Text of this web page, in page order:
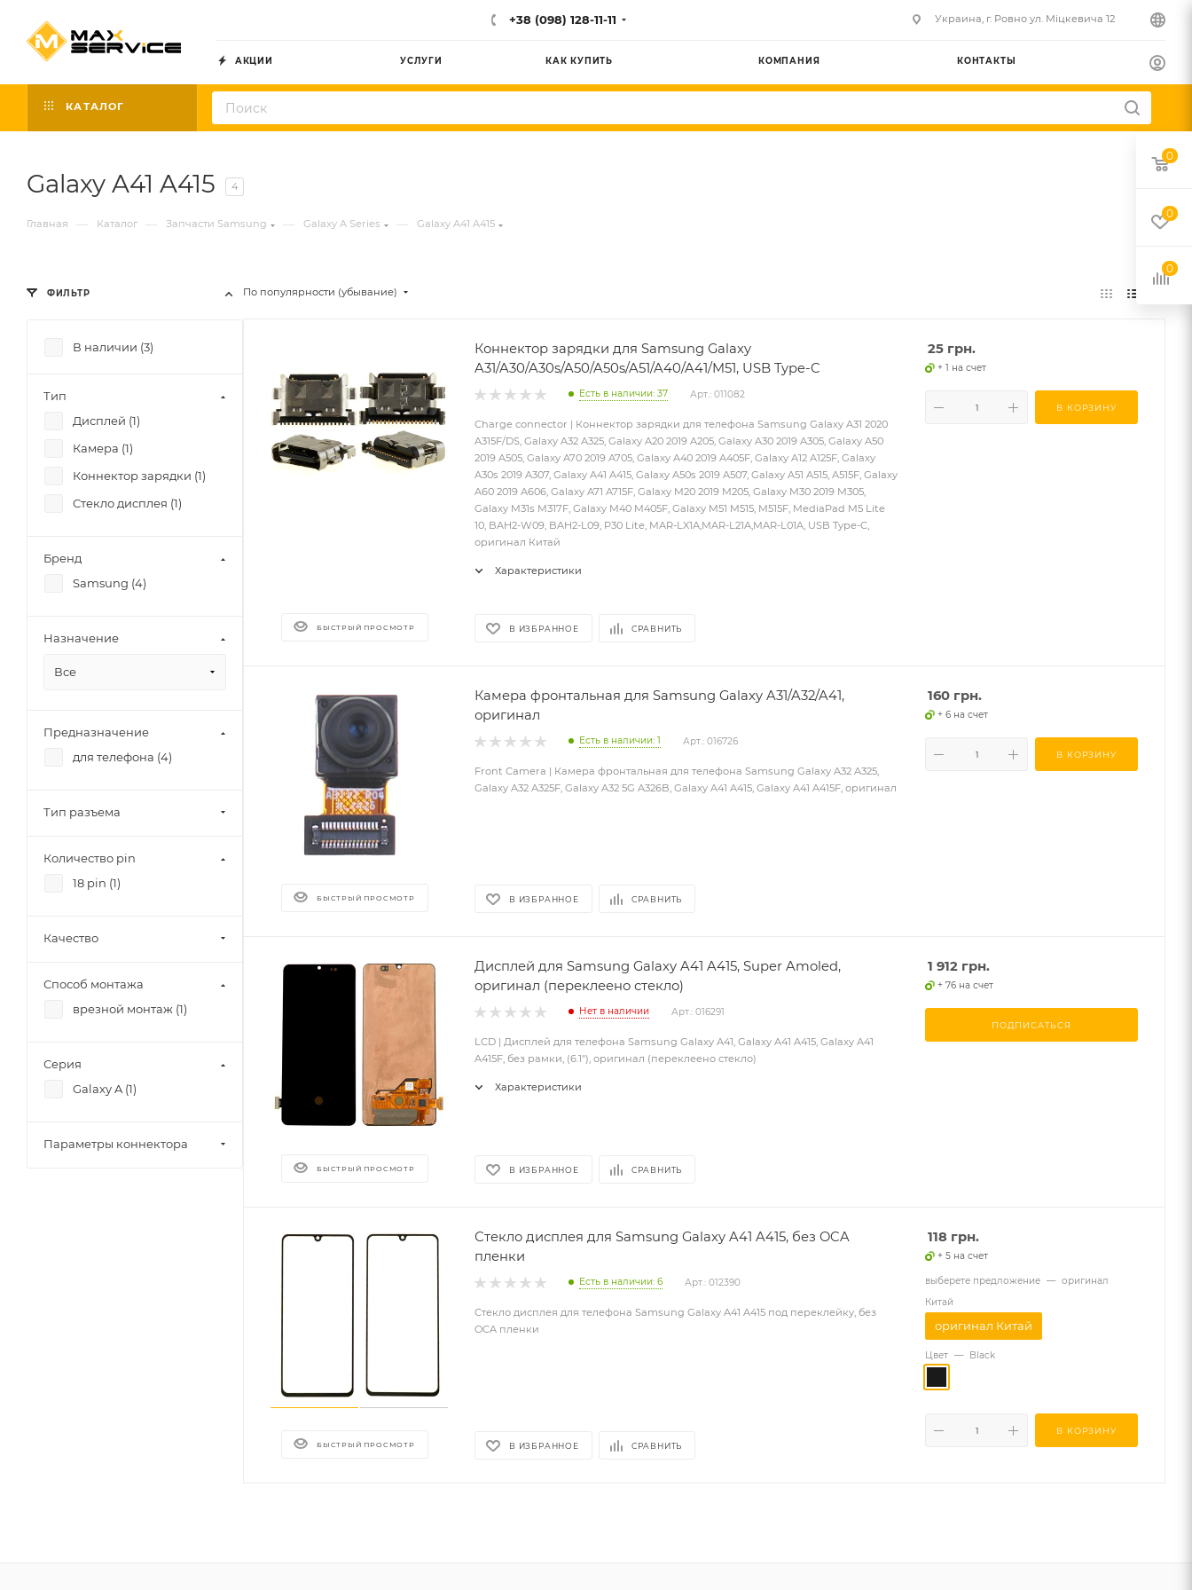
+38 (098) 128-11-11 Украина, г. Ровно ул. Міцкевича 12
АКЦИИ УСЛУГИ КАК КУПИТЬ КОМПАНИЯ КОНТАКТЫ
КАТАЛОГ
Galaxy A41 A415 4
Главная — Каталог — Запчасти Samsung — Galaxy A Series — Galaxy A41 A415
По популярности (убывание)
БЫСТРЫЙ ПРОСМОТР
Коннектор зарядки для Samsung Galaxy
A31/A30/A30s/A50/A50s/A51/A40/A41/M51, USB Type-C
Есть в наличии: 37 Арт.: 011082
Charge connector | Коннектор зарядки для телефона Samsung Galaxy A31 2020
A315F/DS, Galaxy A32 A325, Galaxy A20 2019 A205, Galaxy A30 2019 A305, Galaxy A50
2019 A505, Galaxy A70 2019 A705, Galaxy A40 2019 A405F, Galaxy A12 A125F, Galaxy
A30s 2019 A307, Galaxy A41 A415, Galaxy A50s 2019 A507, Galaxy A51 A515, A515F, Galaxy
A60 2019 A606, Galaxy A71 A715F, Galaxy M20 2019 M205, Galaxy M30 2019 M305,
Galaxy M31s M317F, Galaxy M40 M405F, Galaxy M51 M515, M515F, MediaPad M5 Lite
10, BAH2-W09, BAH2-L09, P30 Lite, MAR-LX1A,MAR-L21A,MAR-L01A, USB Type-C,
оригинал Китай
Характеристики
В ИЗБРАННОЕ СРАВНИТЬ
25 грн.
+ 1 на счет
В КОРЗИНУ
БЫСТРЫЙ ПРОСМОТР
Камера фронтальная для Samsung Galaxy A31/A32/A41,
оригинал
Есть в наличии: 1 Арт.: 016726
Front Camera | Камера фронтальная для телефона Samsung Galaxy A32 A325,
Galaxy A32 A325F, Galaxy A32 5G A326B, Galaxy A41 A415, Galaxy A41 A415F, оригинал
В ИЗБРАННОЕ СРАВНИТЬ
160 грн.
+ 6 на счет
В КОРЗИНУ
БЫСТРЫЙ ПРОСМОТР
Дисплей для Samsung Galaxy A41 A415, Super Amoled,
оригинал (переклеено стекло)
Нет в наличии Арт.: 016291
LCD | Дисплей для телефона Samsung Galaxy A41, Galaxy A41 A415, Galaxy A41
A415F, без рамки, (6.1"), оригинал (переклеено стекло)
Характеристики
В ИЗБРАННОЕ СРАВНИТЬ
1 912 грн.
+ 76 на счет
ПОДПИСАТЬСЯ
БЫСТРЫЙ ПРОСМОТР
Стекло дисплея для Samsung Galaxy A41 A415, без OCA
пленки
Есть в наличии: 6 Арт.: 012390
Стекло дисплея для телефона Samsung Galaxy A41 A415 под переклейку, без
OCA пленки
В ИЗБРАННОЕ СРАВНИТЬ
118 грн.
+ 5 на счет
выберете предложение — оригинал
Китай
оригинал Китай
Цвет — Black
В КОРЗИНУ
ФИЛЬТР
В наличии (3)
Тип
Дисплей (1)
Камера (1)
Коннектор зарядки (1)
Стекло дисплея (1)
Бренд
Samsung (4)
Назначение
Все
Предназначение
для телефона (4)
Тип разъема
Количество pin
18 pin (1)
Качество
Способ монтажа
врезной монтаж (1)
Серия
Galaxy A (1)
Параметры коннектора
0
0
0